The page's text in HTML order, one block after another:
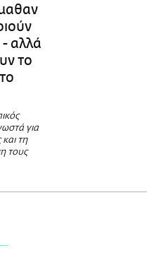
αλλά
το
για
και τη
τους